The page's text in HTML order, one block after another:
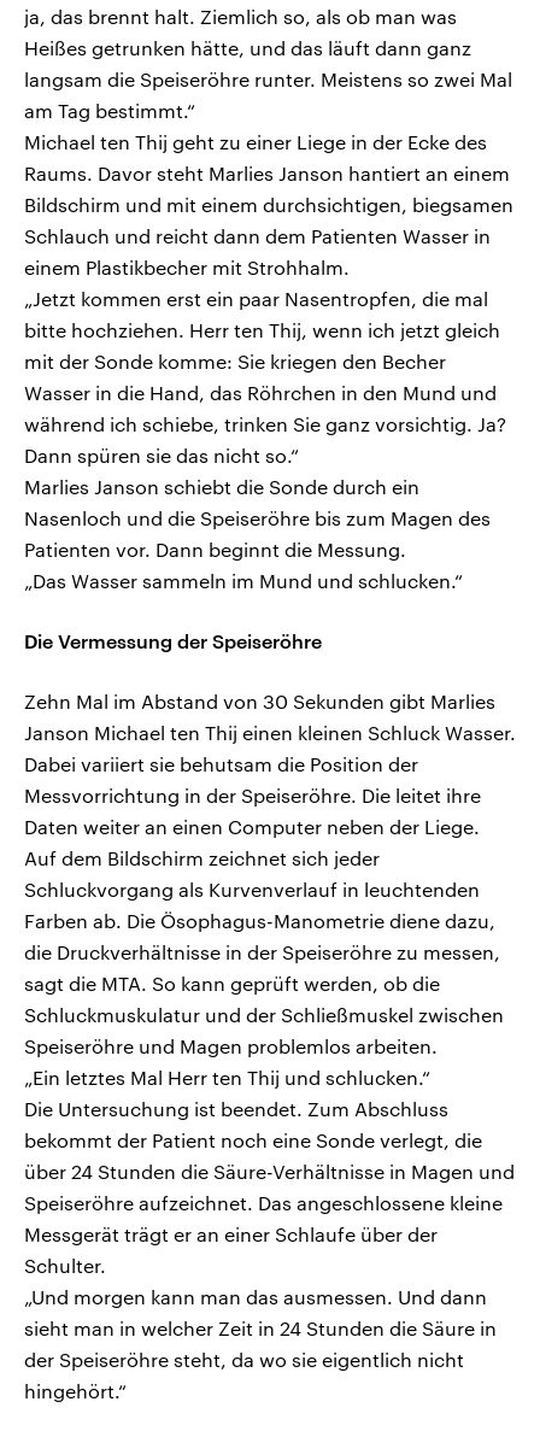
ja, das brennt halt. Ziemlich so, als ob man was
Heißes getrunken hätte, und das läuft dann ganz
langsam die Speiseröhre runter. Meistens so zwei Mal
am Tag bestimmt.“
Michael ten Thij geht zu einer Liege in der Ecke des
Raums. Davor steht Marlies Janson hantiert an einem
Bildschirm und mit einem durchsichtigen, biegsamen
Schlauch und reicht dann dem Patienten Wasser in
einem Plastikbecher mit Strohhalm.
„Jetzt kommen erst ein paar Nasentropfen, die mal
bitte hochziehen. Herr ten Thij, wenn ich jetzt gleich
mit der Sonde komme: Sie kriegen den Becher
Wasser in die Hand, das Röhrchen in den Mund und
während ich schiebe, trinken Sie ganz vorsichtig. Ja?
Dann spüren sie das nicht so.“
Marlies Janson schiebt die Sonde durch ein
Nasenloch und die Speiseröhre bis zum Magen des
Patienten vor. Dann beginnt die Messung.
„Das Wasser sammeln im Mund und schlucken.“
Die Vermessung der Speiseröhre
Zehn Mal im Abstand von 30 Sekunden gibt Marlies
Janson Michael ten Thij einen kleinen Schluck Wasser.
Dabei variiert sie behutsam die Position der
Messvorrichtung in der Speiseröhre. Die leitet ihre
Daten weiter an einen Computer neben der Liege.
Auf dem Bildschirm zeichnet sich jeder
Schluckvorgang als Kurvenverlauf in leuchtenden
Farben ab. Die Ösophagus-Manometrie diene dazu,
die Druckverhältnisse in der Speiseröhre zu messen,
sagt die MTA. So kann geprüft werden, ob die
Schluckmuskulatur und der Schließmuskel zwischen
Speiseröhre und Magen problemlos arbeiten.
„Ein letztes Mal Herr ten Thij und schlucken.“
Die Untersuchung ist beendet. Zum Abschluss
bekommt der Patient noch eine Sonde verlegt, die
über 24 Stunden die Säure-Verhältnisse in Magen und
Speiseröhre aufzeichnet. Das angeschlossene kleine
Messgerät trägt er an einer Schlaufe über der
Schulter.
„Und morgen kann man das ausmessen. Und dann
sieht man in welcher Zeit in 24 Stunden die Säure in
der Speiseröhre steht, da wo sie eigentlich nicht
hingehört.“